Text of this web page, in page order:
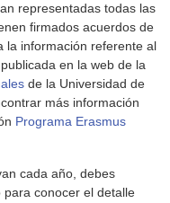
representadas todas las
firmados acuerdos de
la información referente al
en la web de la
de la Universidad de
más información
Programa Erasmus
cada año, debes
conocer el detalle